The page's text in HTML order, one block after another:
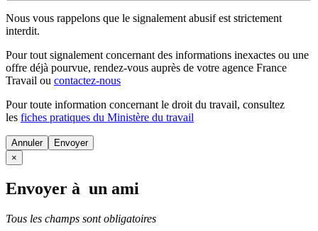
Nous vous rappelons que le signalement abusif est strictement
interdit.
Pour tout signalement concernant des informations inexactes ou une
offre déjà pourvue, rendez-vous auprès de votre agence France
Travail ou contactez-nous
Pour toute information concernant le droit du travail, consultez
les fiches pratiques du Ministère du travail
Annuler
×
Envoyer à un ami
Tous les champs sont obligatoires